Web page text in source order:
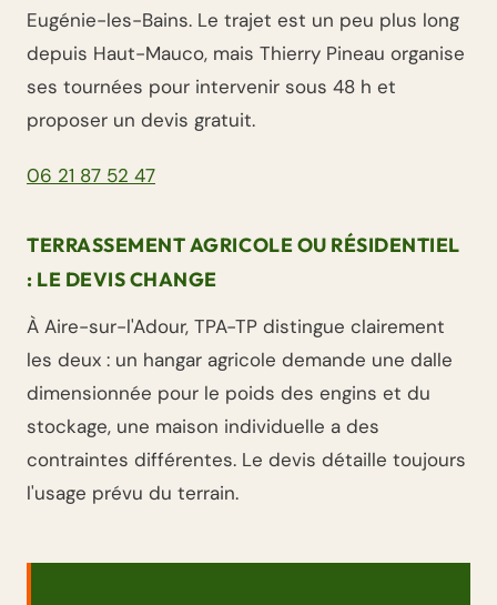
Eugénie-les-Bains. Le trajet est un peu plus long
depuis Haut-Mauco, mais Thierry Pineau organise
ses tournées pour intervenir sous 48 h et
proposer un devis gratuit.
06 21 87 52 47
TERRASSEMENT AGRICOLE OU RÉSIDENTIEL
: LE DEVIS CHANGE
À Aire-sur-l'Adour, TPA-TP distingue clairement
les deux : un hangar agricole demande une dalle
dimensionnée pour le poids des engins et du
stockage, une maison individuelle a des
contraintes différentes. Le devis détaille toujours
l'usage prévu du terrain.